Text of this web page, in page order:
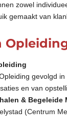
zowel
gemaakt van
gevolgd
en van
& Begeleide
(Centrum